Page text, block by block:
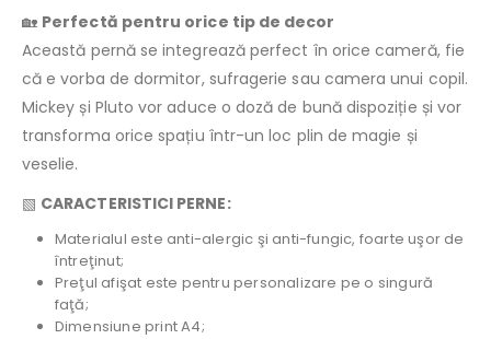
🏡 Perfectă pentru orice tip de decor
Această pernă se integrează perfect în orice cameră, fie
că e vorba de dormitor, sufragerie sau camera unui copil.
Mickey și Pluto vor aduce o doză de bună dispoziție și vor
transforma orice spațiu într-un loc plin de magie și
veselie.
▧ CARACTERISTICI PERNE:
Materialul este anti-alergic şi anti-fungic, foarte uşor de
întreţinut;
Preţul afişat este pentru personalizare pe o singură
faţă;
Dimensiune print A4;